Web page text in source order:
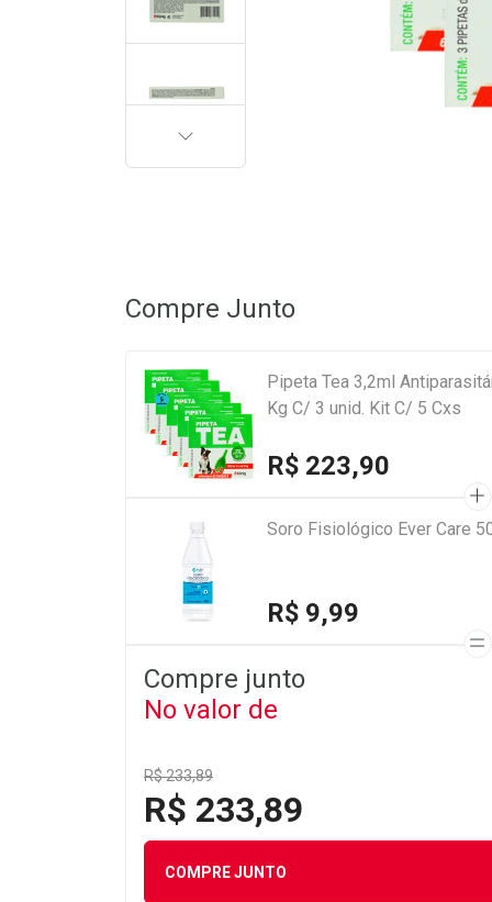
PRÓXIMA
Compre Junto
Pipeta Tea 3,2ml
Kg C/ 3 unid. Kit C/ 5 Cxs
R$ 223,90
Soro Fisiológico Ever Care
R$ 9,99
Compre junto
No valor de
R$ 233,89
R$ 233,89
COMPRE JUNTO